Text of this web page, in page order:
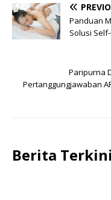
Panduan
Solusi
Paripurna
Pertanggungjawaban
Berita Terkini